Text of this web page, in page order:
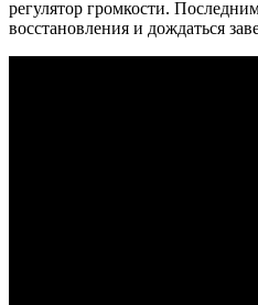
регулятор громкости.
восстановления и дождаться